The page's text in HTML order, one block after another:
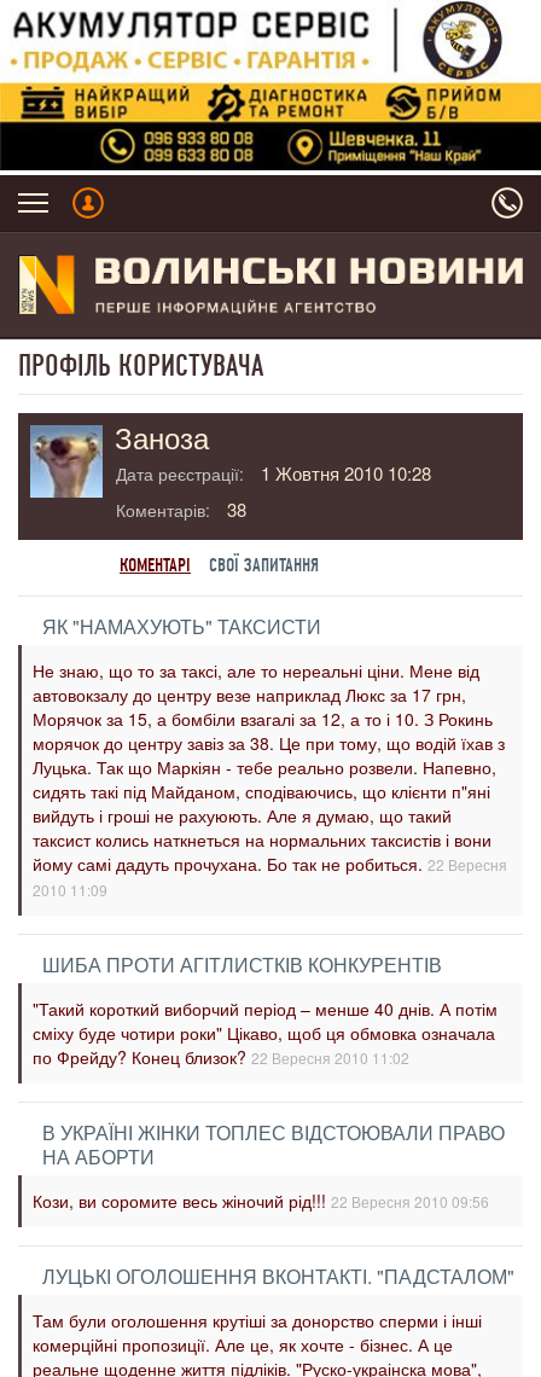
ПРОФІЛЬ КОРИСТУВАЧА
Заноза
Дата реєстрації: 1 Жовтня 2010 10:28
Коментарів: 38
КОМЕНТАРІ СВОЇ ЗАПИТАННЯ
ЯК "НАМАХУЮТЬ" ТАКСИСТИ
Не знаю, що то за таксі, але то нереальні ціни. Мене від
автовокзалу до центру везе наприклад Люкс за 17 грн,
Морячок за 15, а бомбіли взагалі за 12, а то і 10. З Рокинь
морячок до центру завіз за 38. Це при тому, що водій їхав з
Луцька. Так що Маркіян - тебе реально розвели. Напевно,
сидять такі під Майданом, сподіваючись, що клієнти п"яні
вийдуть і гроші не рахуюють. Але я думаю, що такий
таксист колись наткнеться на нормальних таксистів і вони
йому самі дадуть прочухана. Бо так не робиться. 22 Вересня
2010 11:09
ШИБА ПРОТИ АГІТЛИСТКІВ КОНКУРЕНТІВ
"Такий короткий виборчий період – менше 40 днів. А потім
сміху буде чотири роки" Цікаво, щоб ця обмовка означала
по Фрейду? Конец близок? 22 Вересня 2010 11:02
В УКРАЇНІ ЖІНКИ ТОПЛЕС ВІДСТОЮВАЛИ ПРАВО
НА АБОРТИ
Кози, ви соромите весь жіночий рід!!! 22 Вересня 2010 09:56
ЛУЦЬКІ ОГОЛОШЕННЯ ВКОНТАКТІ. "ПАДСТАЛОМ"
Там були оголошення крутіші за донорство сперми і інші
комерційні пропозиції. Але це, як хочте - бізнес. А це
реальне щоденне життя підліків. "Руско-украінска мова",